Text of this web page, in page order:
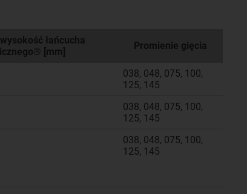
łańcucha
[mm]
Promienie gięcia
038, 048, 075, 100,
125, 145
038, 048, 075, 100,
125, 145
038, 048, 075, 100,
125, 145